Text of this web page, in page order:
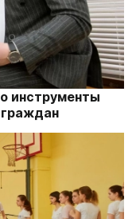
инструменты